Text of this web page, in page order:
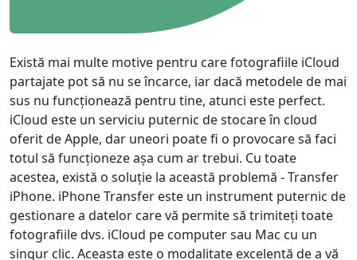
Există mai multe motive pentru care fotografiile iCloud
partajate pot să nu se încarce, iar dacă metodele de mai
sus nu funcționează pentru tine, atunci este perfect.
iCloud este un serviciu puternic de stocare în cloud
oferit de Apple, dar uneori poate fi o provocare să faci
totul să funcționeze așa cum ar trebui. Cu toate
acestea, există o soluție la această problemă - Transfer
iPhone. iPhone Transfer este un instrument puternic de
gestionare a datelor care vă permite să trimiteți toate
fotografiile dvs. iCloud pe computer sau Mac cu un
singur clic. Aceasta este o modalitate excelentă de a vă
Comutator limbă
English Nederlands
Tiếng Việt
日本
Español
Português
Deutsche
Français
Italiano
Norsk
Suomalainen
Svenska